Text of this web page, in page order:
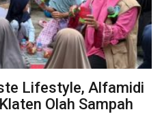
Lifestyle, Alfamidi
Olah Sampah